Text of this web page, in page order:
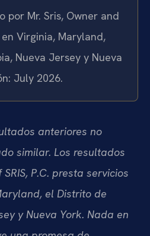
por Mr. Sris, Owner and
Virginia, Maryland,
Nueva Jersey y Nueva
July 2026.
anteriores no
similar. Los resultados
P.C. presta servicios
el Distrito de
y Nueva York. Nada en